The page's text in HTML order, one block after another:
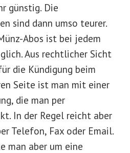
günstig. Die
sind dann umso teurer.
Abos ist bei jedem
Aus rechtlicher Sicht
die Kündigung beim
Seite ist man mit einer
die man per
In der Regel reicht aber
Telefon, Fax oder Email.
man aber um eine